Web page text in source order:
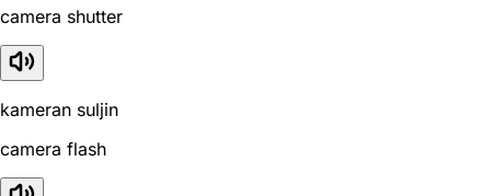
camera shutter
kameran suljin
camera flash